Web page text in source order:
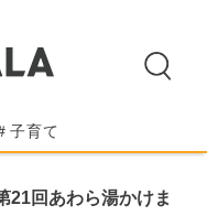
子育て
21回あわら湯かけま